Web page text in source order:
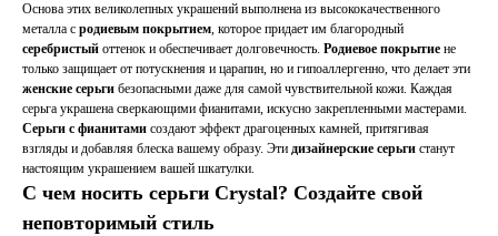
Основа этих великолепных украшений выполнена из высококачественного
металла с родиевым покрытием, которое придает им благородный
серебристый оттенок и обеспечивает долговечность. Родиевое покрытие не
только защищает от потускнения и царапин, но и гипоаллергенно, что делает эти
женские серьги безопасными даже для самой чувствительной кожи. Каждая
серьга украшена сверкающими фианитами, искусно закрепленными мастерами.
Серьги с фианитами создают эффект драгоценных камней, притягивая
взгляды и добавляя блеска вашему образу. Эти дизайнерские серьги станут
настоящим украшением вашей шкатулки.
С чем носить серьги Crystal? Создайте свой
неповторимый стиль